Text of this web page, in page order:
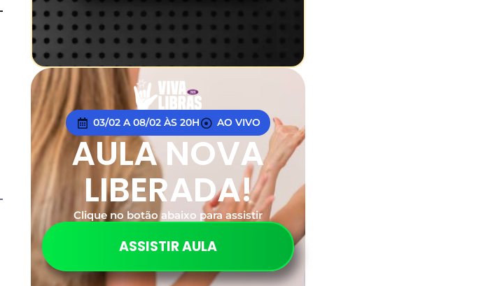
03/02 A 08/02 ÀS 20H AO VIVO
AULA NOVA
LIBERADA!
Clique no botão abaixo para assistir
ASSISTIR AULA